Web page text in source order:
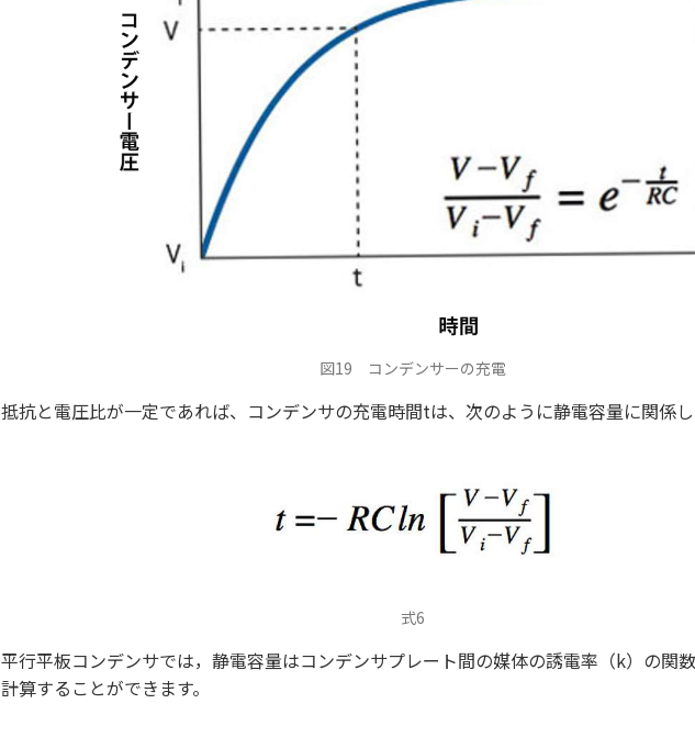
図19 コンデンサーの充電
抵抗と電圧比が一定であれば、コンデンサの充電時間tは、次のように静電容量に関係し
式6
平行平板コンデンサでは，静電容量はコンデンサプレート間の媒体の誘電率（k）の関
計算することができます。